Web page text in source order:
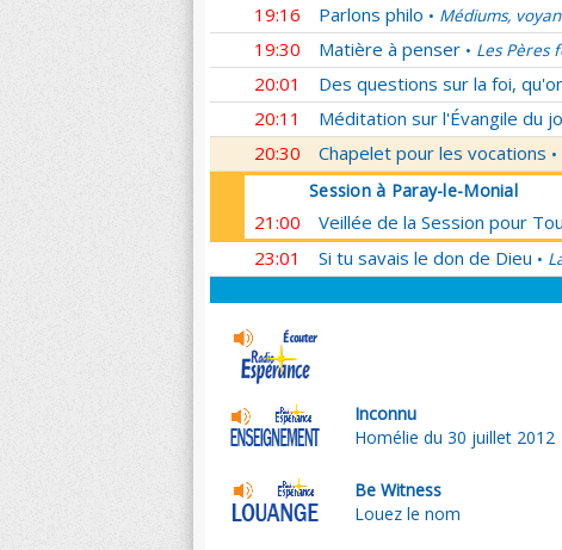
19:16 Parlons philo • Médiums,
19:30 Matière à penser • Les Pères
20:01 Des questions sur la foi,
20:11 Méditation sur l'Évangile du
20:30 Chapelet pour les vocations •
Session à Paray-le-Monial
21:00
Veillée de la Session pour
23:01
Si tu savais le don de Dieu •
Inconnu
Homélie du 30 juillet 2012
Be Witness
Louez le nom